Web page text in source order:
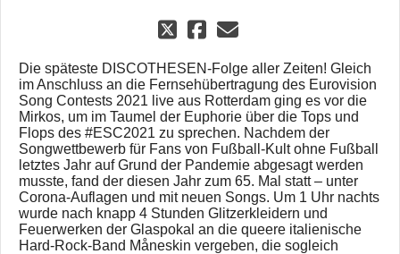
Die späteste DISCOTHESEN-Folge aller Zeiten! Gleich
im Anschluss an die Fernsehübertragung des Eurovision
Song Contests 2021 live aus Rotterdam ging es vor die
Mirkos, um im Taumel der Euphorie über die Tops und
Flops des #ESC2021 zu sprechen. Nachdem der
Songwettbewerb für Fans von Fußball-Kult ohne Fußball
letztes Jahr auf Grund der Pandemie abgesagt werden
musste, fand der diesen Jahr zum 65. Mal statt – unter
Corona-Auflagen und mit neuen Songs. Um 1 Uhr nachts
wurde nach knapp 4 Stunden Glitzerkleidern und
Feuerwerken der Glaspokal an die queere italienische
Hard-Rock-Band Måneskin vergeben, die sogleich